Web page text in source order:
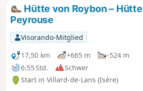
Hütte von Roybon –
Peyrouse
Visorando-Mitglied
17,50 km
+665 m
-524 m
6:55 Std.
Schwer
Start in Villard-de-Lans (Isère)